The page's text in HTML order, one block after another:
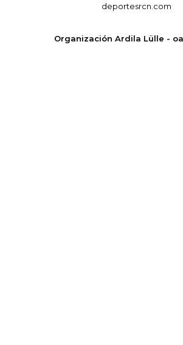
deportesrcn.com
Organización Ardila Lülle -